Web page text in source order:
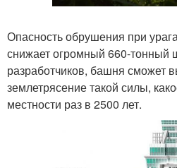
Опасность обрушения при
снижает огромный 660-тонный
разработчиков, башня сможет
землетрясение такой силы,
местности раз в 2500 лет.